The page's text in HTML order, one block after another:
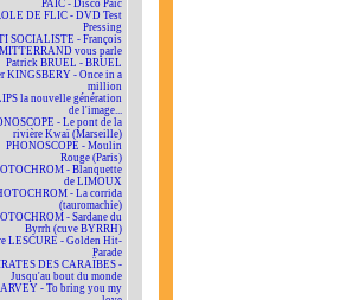
PAIC - Disco Paic
DE FLIC - DVD Test
Pressing
SOCIALISTE - François
MITTERRAND vous parle
Patrick BRUEL - BRUEL
KINGSBERY - Once in a
million
la nouvelle génération
de l'image...
- Le pont de la
rivière Kwaï (Marseille)
PHONOSCOPE - Moulin
Rouge (Paris)
- Blanquette
de LIMOUX
- La corrida
(tauromachie)
- Sardane du
Byrrh (cuve BYRRH)
LESCURE - Golden Hit-
Parade
DES CARAÏBES -
Jusqu'au bout du monde
- To bring you my